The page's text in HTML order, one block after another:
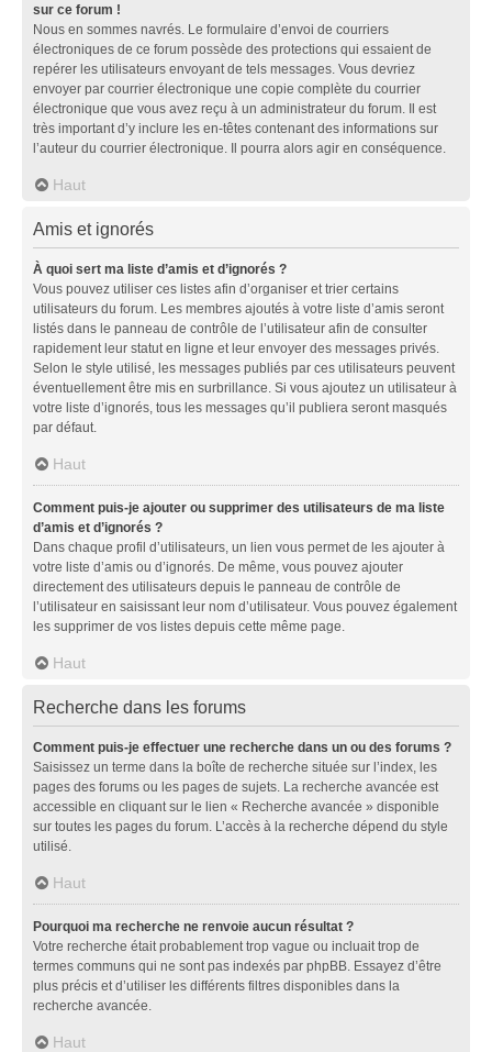
sur ce forum !
Nous en sommes navrés. Le formulaire d’envoi de courriers
électroniques de ce forum possède des protections qui essaient de
repérer les utilisateurs envoyant de tels messages. Vous devriez
envoyer par courrier électronique une copie complète du courrier
électronique que vous avez reçu à un administrateur du forum. Il est
très important d’y inclure les en-têtes contenant des informations sur
l’auteur du courrier électronique. Il pourra alors agir en conséquence.
Haut
Amis et ignorés
À quoi sert ma liste d’amis et d’ignorés ?
Vous pouvez utiliser ces listes afin d’organiser et trier certains
utilisateurs du forum. Les membres ajoutés à votre liste d’amis seront
listés dans le panneau de contrôle de l’utilisateur afin de consulter
rapidement leur statut en ligne et leur envoyer des messages privés.
Selon le style utilisé, les messages publiés par ces utilisateurs peuvent
éventuellement être mis en surbrillance. Si vous ajoutez un utilisateur à
votre liste d’ignorés, tous les messages qu’il publiera seront masqués
par défaut.
Haut
Comment puis-je ajouter ou supprimer des utilisateurs de ma liste
d’amis et d’ignorés ?
Dans chaque profil d’utilisateurs, un lien vous permet de les ajouter à
votre liste d’amis ou d’ignorés. De même, vous pouvez ajouter
directement des utilisateurs depuis le panneau de contrôle de
l’utilisateur en saisissant leur nom d’utilisateur. Vous pouvez également
les supprimer de vos listes depuis cette même page.
Haut
Recherche dans les forums
Comment puis-je effectuer une recherche dans un ou des forums ?
Saisissez un terme dans la boîte de recherche située sur l’index, les
pages des forums ou les pages de sujets. La recherche avancée est
accessible en cliquant sur le lien « Recherche avancée » disponible
sur toutes les pages du forum. L’accès à la recherche dépend du style
utilisé.
Haut
Pourquoi ma recherche ne renvoie aucun résultat ?
Votre recherche était probablement trop vague ou incluait trop de
termes communs qui ne sont pas indexés par phpBB. Essayez d’être
plus précis et d’utiliser les différents filtres disponibles dans la
recherche avancée.
Haut